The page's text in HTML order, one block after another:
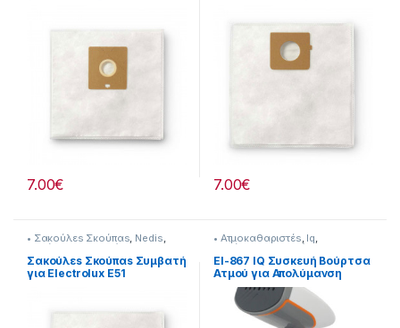
7.00€ 7.00€
• Σακούλεs Σκούπαs, Nedis,
Σκούπισμα & Καθάρισμα
Σακούλεs Σκούπαs Συμβατή
για Electrolux E51
• Ατμοκαθαριστέs, Iq,
Σκούπισμα & Καθάρισμα
EI-867 IQ Συσκευή Βούρτσα
Ατμού για Απολύμανση
Ρούχων